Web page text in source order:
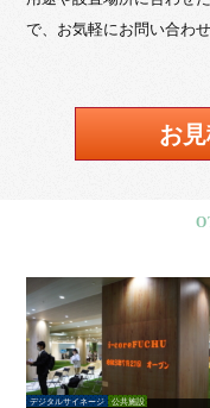
で、お気軽にお問い合わせ
お
デジタルサイネージ 公共施設